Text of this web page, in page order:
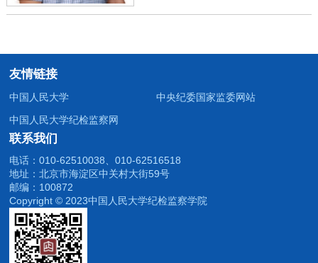
友情链接
中国人民大学
中央纪委国家监委网站
中国人民大学纪检监察网
联系我们
电话：010-62510038、010-62516518
地址：北京市海淀区中关村大街59号
邮编：100872
Copyright © 2023中国人民大学纪检监察学院